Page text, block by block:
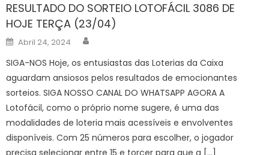
RESULTADO DO SORTEIO LOTOFÁCIL 3086 DE
HOJE TERÇA (23/04)
Posted
on
Abril 24, 2024
SIGA-NOS Hoje, os entusiastas das Loterias da Caixa
aguardam ansiosos pelos resultados de emocionantes
sorteios. SIGA NOSSO CANAL DO WHATSAPP AGORA A
Lotofácil, como o próprio nome sugere, é uma das
modalidades de loteria mais acessíveis e envolventes
disponíveis. Com 25 números para escolher, o jogador